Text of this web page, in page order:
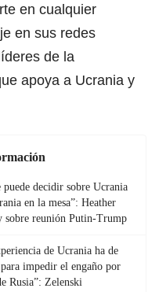
en cualquier
en sus redes
de la
apoya a Ucrania y
puede decidir sobre Ucrania
en la mesa”: Heather
sobre reunión Putin-Trump
de Ucrania ha de
para impedir el engaño por
Rusia”: Zelenski